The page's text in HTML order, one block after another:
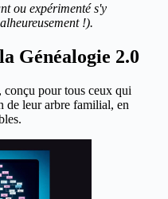
ou expérimenté s'y
!).
Généalogie 2.0
pour tous ceux qui
de leur arbre familial, en